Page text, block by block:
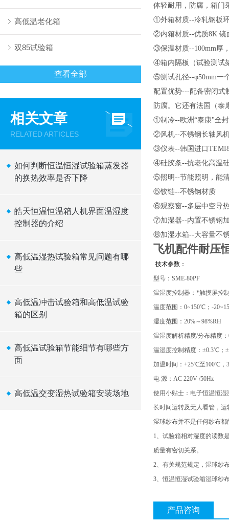
高低温老化箱
双85试验箱
查看全部
相关文章
RELATED ARTICLES
如何判断恒温恒湿试验箱蒸发器
的换热效率是否下降
皓天恒温恒温箱人机界面温湿度
控制器的介绍
高低温湿热试验箱常见问题有哪
些
高低温冲击试验箱和高低温试验
箱的区别
高低温试验箱节能细节有哪些方
面
高低温交变湿热试验箱安装场地
体轻耐用，防腐，箱门
①外箱材质--冷轧钢板
②内箱材质--优质8K 镜
③保温材质--100mm厚
④箱内隔板（试验测试
⑤测试孔径--φ50mm一
配置优势---配备密闭式
防腐。它还有法国（
①制冷--欧洲“泰康"全
②风机--不锈钢长轴风
③仪表--韩国进口
④硅胶条--抗老化高温
⑤照明--节能照明，能
⑤铰链--不锈钢材质
⑥观察窗--多层中空导
⑦加湿器--内置不锈钢
⑧加湿水箱--大容量不
飞机配件耐压
技术参数：
型号：SME-80PF
温湿度控制器：*触摸屏控
温度范围：0~150℃；-
湿度范围：20%～98%RH
温湿度解析精度/分布精度
温湿度控制精度：±0.3℃；
加温时间：+25℃至100℃，
电 源：AC 220V /50Hz
使用小贴士：电子恒温恒
长时间运转及无人看管，
湿球纱布并不是任何纱布
1、试验箱相对湿度的读数
质量有密切关系。
2、有关规范规定，湿球纱
3、恒温恒湿试验箱湿球纱
产品咨询